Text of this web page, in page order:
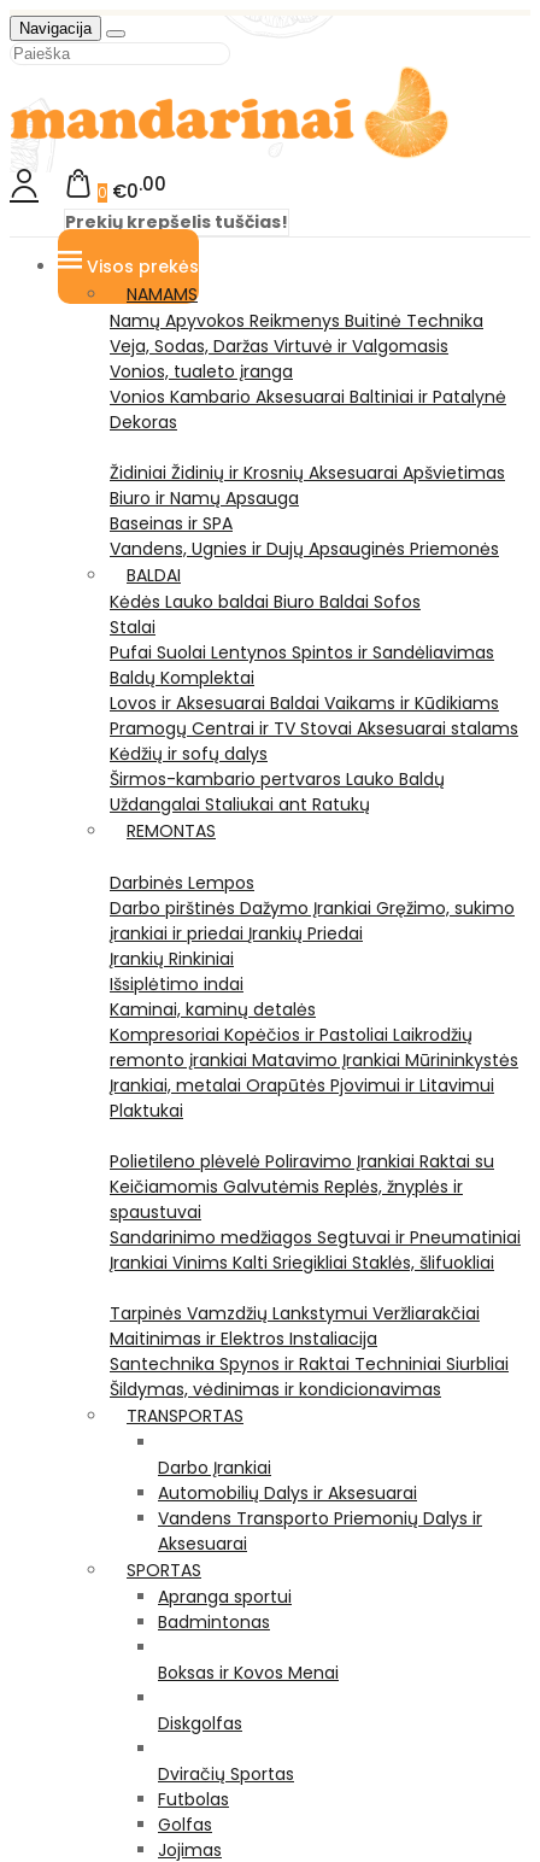
Navigacija
0 €0 00
Prekių krepšelis tuščias!
Visos prekės
NAMAMS
Namų Apyvokos Reikmenys Buitinė Technika
Veja, Sodas, Daržas Virtuvė ir Valgomasis
Vonios, tualeto įranga
Vonios Kambario Aksesuarai Baltiniai ir Patalynė
Dekoras
Židiniai Židinių ir Krosnių Aksesuarai Apšvietimas
Biuro ir Namų Apsauga
Baseinas ir SPA
Vandens, Ugnies ir Dujų Apsauginės Priemonės
BALDAI
Kėdės Lauko baldai Biuro Baldai Sofos
Stalai
Pufai Suolai Lentynos Spintos ir Sandėliavimas
Baldų Komplektai
Lovos ir Aksesuarai Baldai Vaikams ir Kūdikiams
Pramogų Centrai ir TV Stovai Aksesuarai stalams
Kėdžių ir sofų dalys
Širmos-kambario pertvaros Lauko Baldų
Uždangalai Staliukai ant Ratukų
REMONTAS
Darbinės Lempos
Darbo pirštinės Dažymo Įrankiai Gręžimo, sukimo
įrankiai ir priedai Įrankių Priedai
Įrankių Rinkiniai
Išsiplėtimo indai
Kaminai, kaminų detalės
Kompresoriai Kopėčios ir Pastoliai Laikrodžių
remonto įrankiai Matavimo Įrankiai Mūrininkystės
Įrankiai, metalai Orapūtės Pjovimui ir Litavimui
Plaktukai
Polietileno plėvelė Poliravimo Įrankiai Raktai su
Keičiamomis Galvutėmis Replės, žnyplės ir
spaustuvai
Sandarinimo medžiagos Segtuvai ir Pneumatiniai
Įrankiai Vinims Kalti Sriegikliai Staklės, šlifuokliai
Tarpinės Vamzdžių Lankstymui Veržliarakčiai
Maitinimas ir Elektros Instaliacija
Santechnika Spynos ir Raktai Techniniai Siurbliai
Šildymas, vėdinimas ir kondicionavimas
TRANSPORTAS
Darbo Įrankiai
Automobilių Dalys ir Aksesuarai
Vandens Transporto Priemonių Dalys ir
Aksesuarai
SPORTAS
Apranga sportui
Badmintonas
Boksas ir Kovos Menai
Diskgolfas
Dviračių Sportas
Futbolas
Golfas
Jojimas